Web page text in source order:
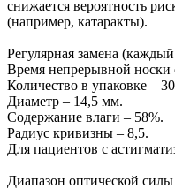
снижается вероятность
(например, катаракты).
Регулярная замена
Время непрерывной носки
Количество в упаковке –
Диаметр – 14,5 мм.
Содержание влаги – 58%.
Радиус кривизны – 8,5.
Для пациентов с
Диапазон оптической